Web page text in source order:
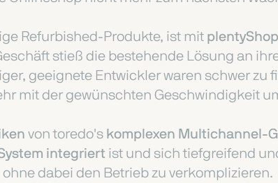
Refurbished-Produkte, ist mit plentyShop
stieß die bestehende Lösung an
geeignete Entwickler waren schwer zu
mit der gewünschten Geschwindigkeit
von toredo's komplexen Multichannel-
integriert ist und sich tiefgreifend
ohne dabei den Betrieb zu verkomplizieren.